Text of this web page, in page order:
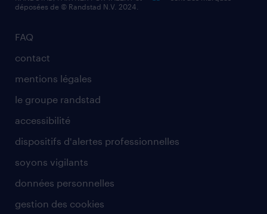
FAQ
contact
mentions légales
le groupe randstad
accessibilité
dispositifs d'alertes professionnelles
soyons vigilants
données personnelles
gestion des cookies
déposées de © Randstad N.V. 2024.